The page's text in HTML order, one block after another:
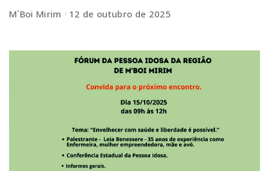
M´Boi Mirim 12 de outubro de 2025